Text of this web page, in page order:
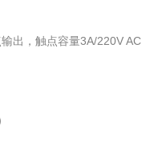
出，触点容量3A/220V AC